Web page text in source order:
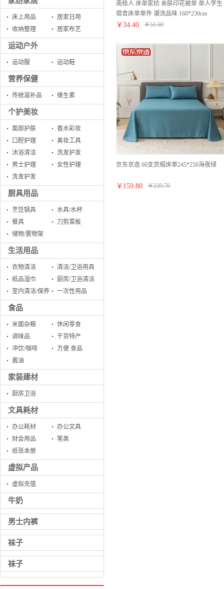
床上用品
居家日用
收纳整理
居家布艺
运动户外
运动服 运动鞋
营养保健
传统滋补品 维生素
个护美妆
面部护肤
香水彩妆
口腔护理
美妆工具
沐浴清洁
洗发护发
男士护理
女性护理
洗发护发
厨具用品
烹饪锅具
水具/水杯
餐具
刀剪菜板
储物/置物架
生活用品
衣物清洁
清洁/卫浴用具
纸品湿巾
厨房/卫浴清洁
室内清洁/保养
一次性用品
食品
米面杂粮
休闲零食
调味品
干货特产
冲饮/咖啡
方便 食品
酱油
家装建材
厨房卫浴
文具耗材
办公耗材
办公文具
财会用品
笔类
纸张本册
虚拟产品
虚拟充值
牛奶
男士内裤
袜子
袜子
南极人 床单家纺 亲肤印花被单 单人学生
宿舍床单单件 潮流品味 160*230cm
￥ 34.40 ￥51.60
京东京造 60支贡缎床单245*250海夜绿
￥ 159.80 ￥239.70